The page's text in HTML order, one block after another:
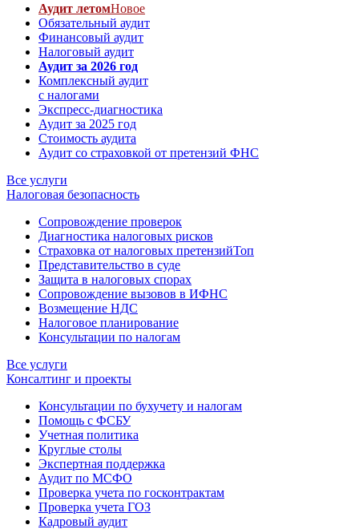
Аудит летомНовое
Обязательный аудит
Финансовый аудит
Налоговый аудит
Аудит за 2026 год
Комплексный аудит
с налогами
Экспресс-диагностика
Аудит за 2025 год
Стоимость аудита
Аудит со страховкой от претензий ФНС
Все услуги
Налоговая безопасность
Сопровождение проверок
Диагностика налоговых рисков
Страховка от налоговых претензийТоп
Представительство в суде
Защита в налоговых спорах
Сопровождение вызовов в ИФНС
Возмещение НДС
Налоговое планирование
Консультации по налогам
Все услуги
Консалтинг и проекты
Консультации по бухучету и налогам
Помощь с ФСБУ
Учетная политика
Круглые столы
Экспертная поддержка
Аудит по МСФО
Проверка учета по госконтрактам
Проверка учета ГОЗ
Кадровый аудит